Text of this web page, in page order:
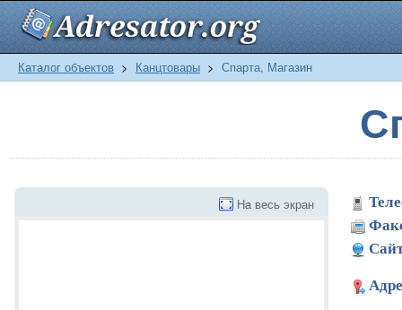
Каталог объектов > Канцтовары > Спарта, Магазин
На весь экран